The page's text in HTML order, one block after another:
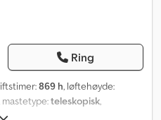
Ring
869 h, løftehøyde:
mastetype:teleskopisk,
55,4 kW (75,32 hk)